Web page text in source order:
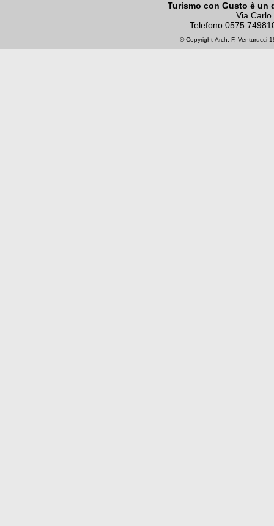
Turismo con Gusto è un
Via
Telefono 0575
© Copyright Arch. F. Venturucci